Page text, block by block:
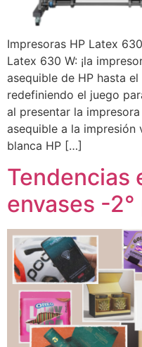
Impresoras HP Latex
Latex 630 W: ¡la
asequible de HP hasta
redefiniendo el juego
al presentar la
asequible a la
blanca HP […]
Tendencias
envases -